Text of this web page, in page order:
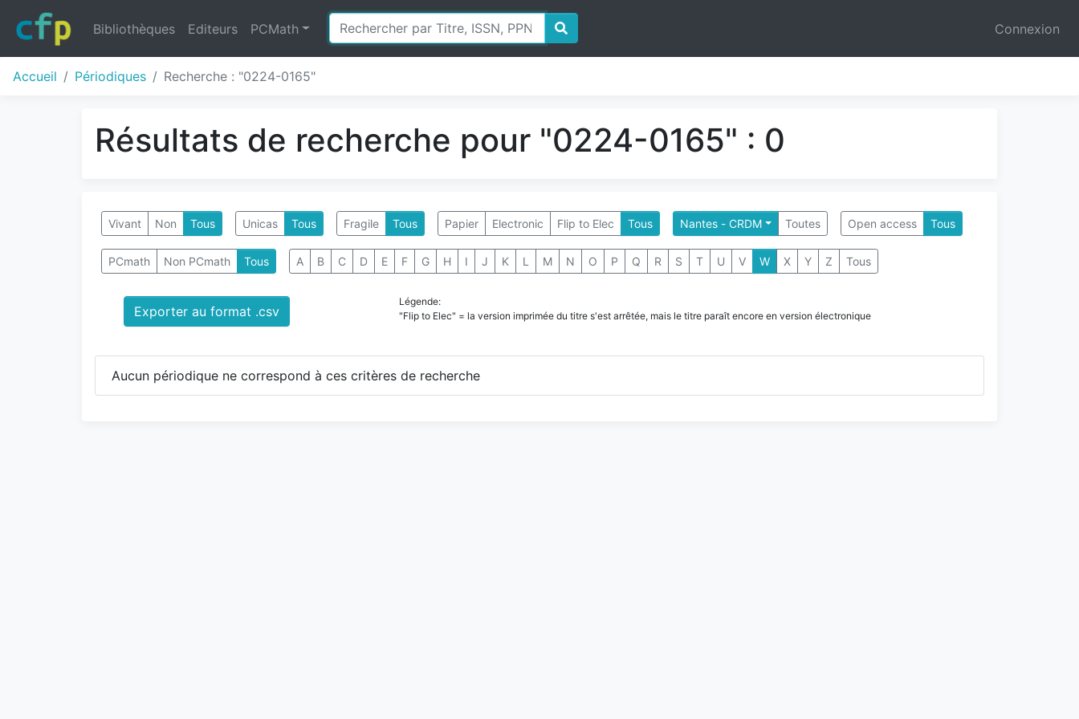
Bibliothèques Editeurs PCMath Connexion
Accueil Périodiques Recherche : "0224-0165"
Résultats de recherche pour "0224-0165" : 0
Vivant Non Tous Unicas Tous Fragile Tous Papier Electronic Flip to Elec Tous Nantes - CRDM Toutes Open access Tous
PCmath Non PCmath Tous A B C D E F G H I J K L M N O P Q R S T U V W X Y Z Tous
Exporter au format .csv
Légende:
"Flip to Elec" = la version imprimée du titre s'est arrêtée, mais le titre paraît encore en version électronique
Aucun périodique ne correspond à ces critères de recherche